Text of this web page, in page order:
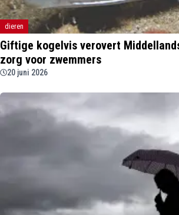
dieren
Giftige kogelvis verovert
zorg voor zwemmers
20 juni 2026